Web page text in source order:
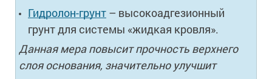
Гидролон-грунт – высокоадгезионный
грунт для системы «жидкая кровля».
Данная мера повысит прочность верхнего
слоя основания, значительно улучшит